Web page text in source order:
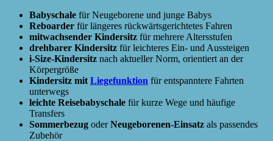
Babyschale für Neugeborene und junge Babys
Reboarder für längeres rückwärtsgerichtetes Fahren
mitwachsender Kindersitz für mehrere Altersstufen
drehbarer Kindersitz für leichteres Ein- und Aussteigen
i-Size-Kindersitz nach aktueller Norm, orientiert an der
Körpergröße
Kindersitz mit Liegefunktion für entspanntere Fahrten
unterwegs
leichte Reisebabyschale für kurze Wege und häufige
Transfers
Sommerbezug oderNeugeborenen-Einsatz als passendes
Zubehör